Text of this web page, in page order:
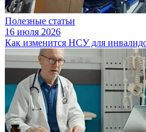
Полезные статьи
16 июля 2026
Как изменится НСУ для